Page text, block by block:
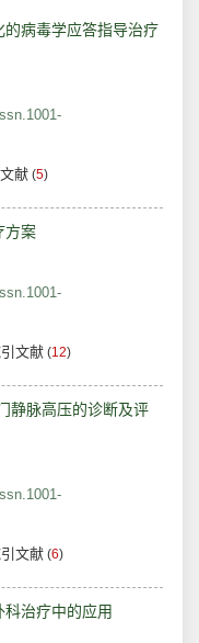
病毒学应答指导治疗
献 (5)
方案
文献 (12)
静脉高压的诊断及评
文献 (6)
治疗中的应用